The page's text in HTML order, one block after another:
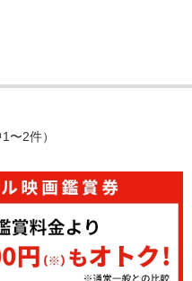
〜2件）